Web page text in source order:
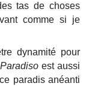
tas de choses
comme si je
dynamité pour
est aussi
paradis anéanti